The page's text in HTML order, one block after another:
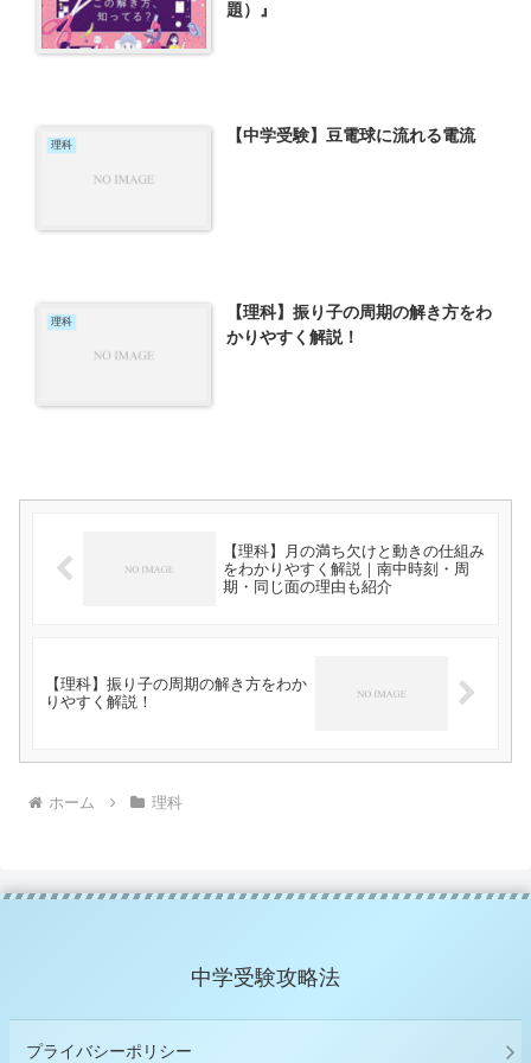
題）』
理科 【中学受験】豆電球に流れる電流
理科
【理科】振り子の周期の解き方をわ
かりやすく解説！
【理科】月の満ち欠けと動きの仕組み
をわかりやすく解説｜南中時刻・周
期・同じ面の理由も紹介
【理科】振り子の周期の解き方をわか
りやすく解説！
ホーム 理科
中学受験攻略法
プライバシーポリシー